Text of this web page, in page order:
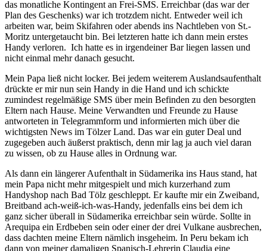
das monatliche Kontingent an Frei-SMS. Erreichbar (das war der
Plan des Geschenks) war ich trotzdem nicht. Entweder weil ich
arbeiten war, beim Skifahren oder abends ins Nachtleben von St.-
Moritz untergetaucht bin. Bei letzteren hatte ich dann mein erstes
Handy verloren. Ich hatte es in irgendeiner Bar liegen lassen und
nicht einmal mehr danach gesucht.
Mein Papa ließ nicht locker. Bei jedem weiterem Auslandsaufenthalt
drückte er mir nun sein Handy in die Hand und ich schickte
zumindest regelmäßige SMS über mein Befinden zu den besorgten
Eltern nach Hause. Meine Verwandten und Freunde zu Hause
antworteten in Telegrammform und informierten mich über die
wichtigsten News im Tölzer Land. Das war ein guter Deal und
zugegeben auch äußerst praktisch, denn mir lag ja auch viel daran
zu wissen, ob zu Hause alles in Ordnung war.
Als dann ein längerer Aufenthalt in Südamerika ins Haus stand, hat
mein Papa nicht mehr mitgespielt und mich kurzerhand zum
Handyshop nach Bad Tölz geschleppt. Er kaufte mir ein Zweiband,
Breitband ach-weiß-ich-was-Handy, jedenfalls eins bei dem ich
ganz sicher überall in Südamerika erreichbar sein würde. Sollte in
Arequipa ein Erdbeben sein oder einer der drei Vulkane ausbrechen,
dass dachten meine Eltern nämlich insgeheim. In Peru bekam ich
dann von meiner damaligen Spanisch-Lehrerin Claudia eine